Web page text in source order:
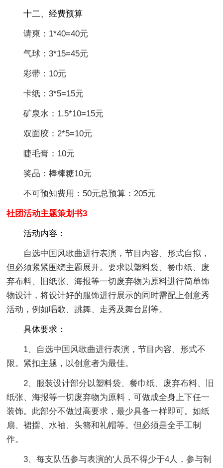
十二、经费预算
请柬：1*40=40元
气球：3*15=45元
彩带：10元
卡纸：3*5=15元
矿泉水：1.5*10=15元
双面胶：2*5=10元
睫毛膏：10元
奖品：棒棒糖10元
不可预知费用：50元总预算：205元
社团活动主题策划书3
活动内容：
自选中国风歌曲进行表演，节目内容、形式自拟，
但必须紧紧围绕主题展开。要求以塑料袋、餐巾纸、废
弃布料、旧纸张、海报等一切废弃物为原料进行简单饰
物设计，将设计好的服饰进行展示的同时需配上创意秀
活动，例如唱歌、跳舞、走秀及舞台剧等。
具体要求：
1、自选中国风歌曲进行表演，节目内容、形式不
限。紧扣主题，以创意者为最佳。
2、服装设计部分以塑料袋、餐巾纸、废弃布料、旧
纸张、海报等一切废弃物为原料，可做成全身上下任一
装饰。此部分不做过高要求，最少具备一样即可。如纸
扇、裙摆、水袖、头簪和礼帽等。但必须是全手工制
作。
3、每支队伍参与表演的'人员不得少于4人，参与制